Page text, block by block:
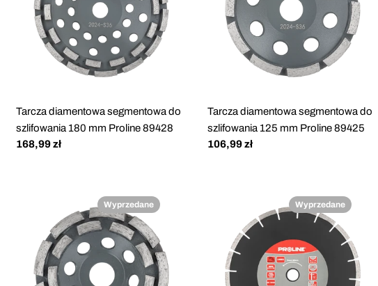
Tarcza diamentowa segmentowa do
szlifowania 180 mm Proline 89428
Cena
168,99 zł
Tarcza diamentowa segmentowa do
szlifowania 125 mm Proline 89425
Cena
106,99 zł
Wyprzedane Wyprzedane